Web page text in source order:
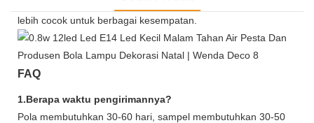
lebih cocok untuk berbagai kesempatan.
FAQ
1.Berapa waktu pengirimannya?
Pola membutuhkan 30-60 hari, sampel membutuhkan 30-50